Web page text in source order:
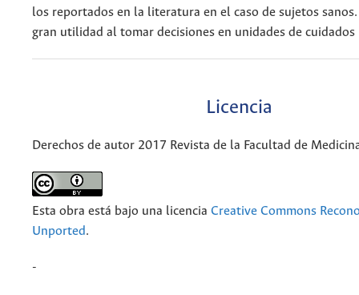
los reportados en la literatura en el caso de sujetos
gran utilidad al tomar decisiones en unidades de cuidados
Licencia
Derechos de autor 2017 Revista de la Facultad de
Esta obra está bajo una licencia Creative Commons
Unported.
-